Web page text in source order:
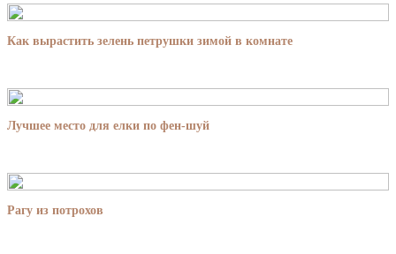
Как вырастить зелень петрушки зимой в комнате
Лучшее место для елки по фен-шуй
Рагу из потрохов